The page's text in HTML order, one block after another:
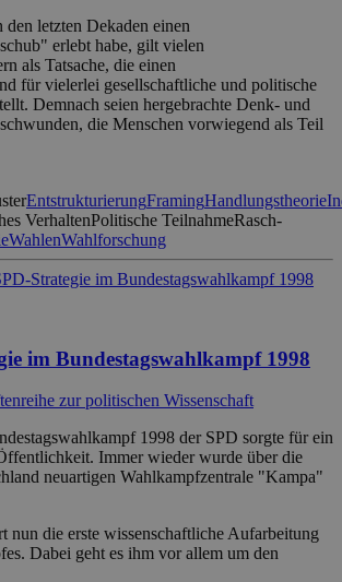
den letzten Dekaden einen
erlebt habe, gilt vielen
als Tatsache, die einen
für vielerlei gesellschaftliche und politische
Demnach seien hergebrachte Denk- und
die Menschen vorwiegend als Teil
EntstrukturierungFramingHandlungstheorie
VerhaltenPolitische TeilnahmeRasch-
WahlenWahlforschung
im Bundestagswahlkampf 1998
zur politischen Wissenschaft
1998 der SPD sorgte für ein
Immer wieder wurde über die
neuartigen Wahlkampfzentrale "Kampa"
nun die erste wissenschaftliche Aufarbeitung
Dabei geht es ihm vor allem um den